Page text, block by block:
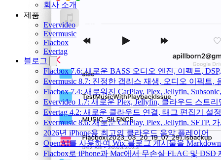
회사 소개
제품
Evervideo
Evermusic
Flacbox
Evertag
블로그
Flacbox 7.6: 새로운 BASS 오디오 엔진, 이펙트,
Evermusic 8.7: 진정한 갭리스 재생, 오디오 이펙트
Flacbox 7.4: 새로워진 CarPlay, Plex, Jellyfin,
Evervideo 1.7: 새로운 Plex, Jellyfin, 클라우드 스트
Evertag 4.2: 새로운 클라우드 연결, 태그 편집기 설
Evermusic 8.6: 새로운 CarPlay, Plex, Jellyfin, SFTP,
2026년 iPhone용 최고의 클라우드 음악 플레이어
OpenAI를 사용하여 Wix 블로그 게시물을
Flacbox로 iPhone과 Mac에서 무손실 FLAC 및 DSD